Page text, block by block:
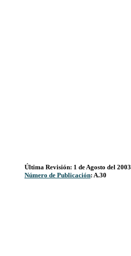
Última Revisión: 1 de Agosto del 2003
Número de Publicación: A.30